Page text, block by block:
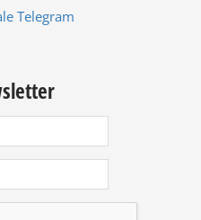
Telegram